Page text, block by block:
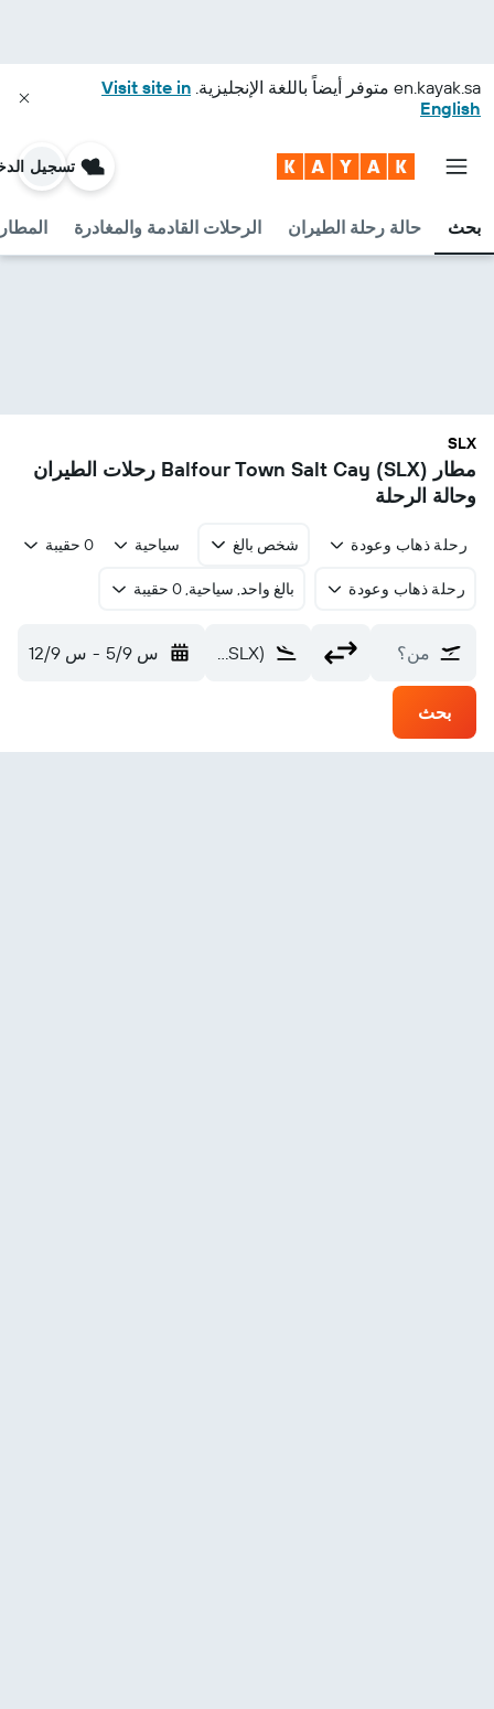
en.kayak.sa متوفر أيضاً باللغة الإنجليزية. Visit site in
English
بحث حالة رحلة الطيران الرحلات القادمة والمغادرة
تسجيل
SLX
مطار Balfour Town Salt Cay (SLX) رحلات الطيران
وحالة الرحلة
رحلة ذهاب وعودة شخص بالغ سياحية 0 حقيبة
رحلة ذهاب وعودة بالغ واحد, سياحية, 0 حقيبة
من؟ Balfour Town Salt Cay (SLX) س 5/9 - س 12/9
بحث